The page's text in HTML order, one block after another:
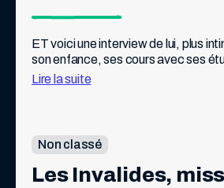
avec les lecteurs
quelques-uns de
souvenirs de Pif
ET voici une interview de lui, plus
son enfance, ses cours avec ses
pour la science et la transmission,
Lire la suite
Non classé
Les Invalides,